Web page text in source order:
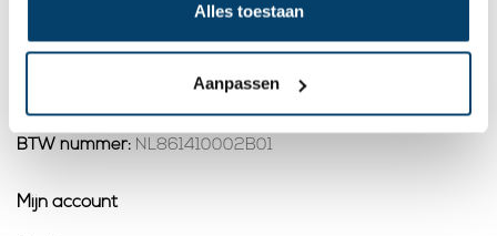
Alles toestaan
Aanpassen
Dalwagenseweg 91 4043MV Opheusden
E-mail: info@staalkabelstunter.com
KVK nummer:78463092
BTW nummer: NL861410002B01
Mijn account